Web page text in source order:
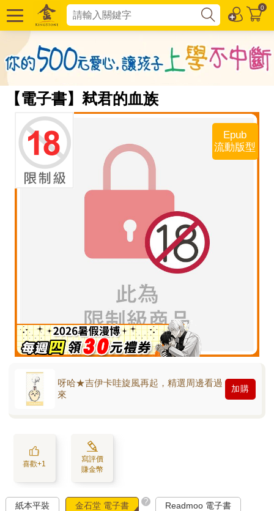
0
【電子書】弒君的血族
Epub
流動版型
呀哈★吉伊卡哇旋風再起，精選周邊看過
來
加購
喜歡+1
寫評價
賺金幣
紙本平裝 金石堂 電子書 ? Readmoo 電子書